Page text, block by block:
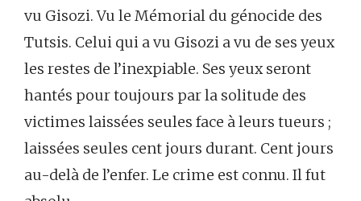
vu Gisozi. Vu le Mémorial du génocide des
Tutsis. Celui qui a vu Gisozi a vu de ses yeux
les restes de l’inexpiable. Ses yeux seront
hantés pour toujours par la solitude des
victimes laissées seules face à leurs tueurs ;
laissées seules cent jours durant. Cent jours
au-delà de l’enfer. Le crime est connu. Il fut